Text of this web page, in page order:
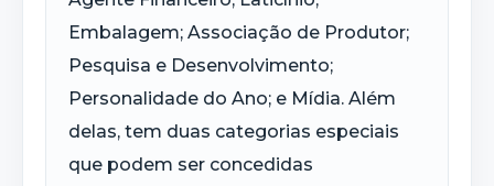
Embalagem; Associação de Produtor;
Pesquisa e Desenvolvimento;
Personalidade do Ano; e Mídia. Além
delas, tem duas categorias especiais
que podem ser concedidas